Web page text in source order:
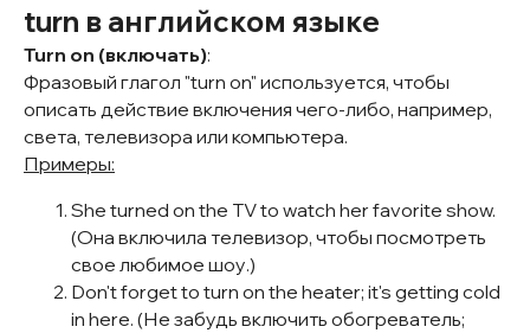
turn в английском языке
Turn on (включать):
Фразовый глагол "turn on" используется, чтобы
описать действие включения чего-либо, например,
света, телевизора или компьютера.
Примеры:
She turned on the TV to watch her favorite show.
(Она включила телевизор, чтобы посмотреть
свое любимое шоу.)
Don't forget to turn on the heater; it's getting cold
in here. (Не забудь включить обогреватель;